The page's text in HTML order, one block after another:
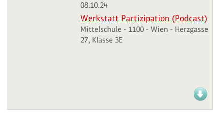
08.10.24
Werkstatt Partizipation (Podcast)
Mittelschule - 1100 - Wien - Herzgasse
27, Klasse 3E